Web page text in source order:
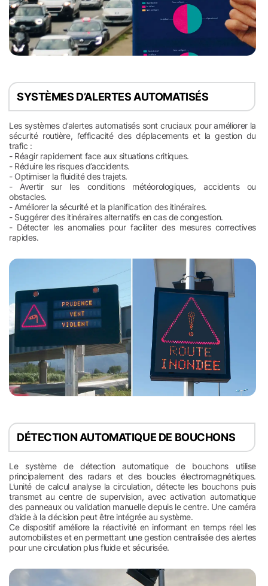
SYSTÈMES D’ALERTES AUTOMATISÉS
Les systèmes d’alertes automatisés sont cruciaux pour améliorer la
sécurité routière, l’efficacité des déplacements et la gestion du
trafic :
- Réagir rapidement face aux situations critiques.
- Réduire les risques d’accidents.
- Optimiser la fluidité des trajets.
- Avertir sur les conditions météorologiques, accidents ou
obstacles.
- Améliorer la sécurité et la planification des itinéraires.
- Suggérer des itinéraires alternatifs en cas de congestion.
- Détecter les anomalies pour faciliter des mesures correctives
rapides.
DÉTECTION AUTOMATIQUE DE BOUCHONS
Le système de détection automatique de bouchons utilise
principalement des radars et des boucles électromagnétiques.
L’unité de calcul analyse la circulation, détecte les bouchons puis
transmet au centre de supervision, avec activation automatique
des panneaux ou validation manuelle depuis le centre. Une caméra
d’aide à la décision peut être intégrée au système.
Ce dispositif améliore la réactivité en informant en temps réel les
automobilistes et en permettant une gestion centralisée des alertes
pour une circulation plus fluide et sécurisée.